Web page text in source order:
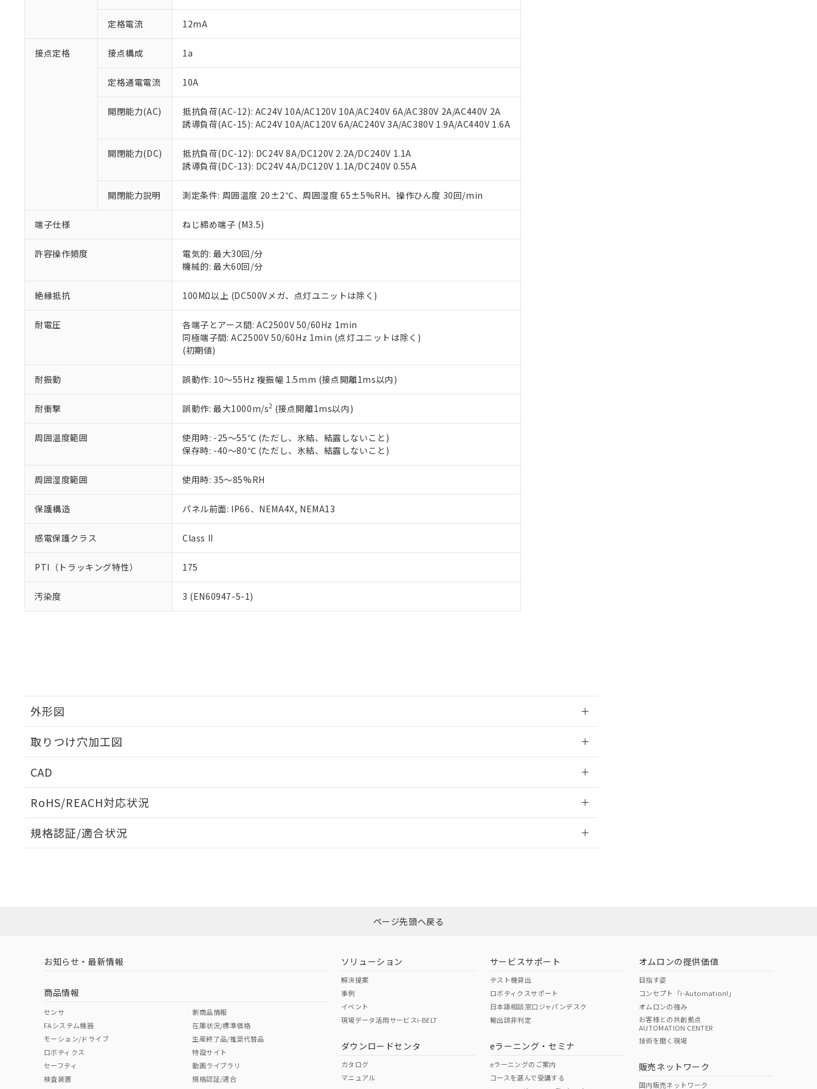
定格電流 12mA
接点定格 接点構成 1a
定格通電電流 10A
開閉能力(AC)
抵抗負荷(AC-12): AC24V 10A/AC120V 10A/AC240V 6A/AC380V 2A/AC440V 2A
誘導負荷(AC-15): AC24V 10A/AC120V 6A/AC240V 3A/AC380V 1.9A/AC440V 1.6A
開閉能力(DC)
抵抗負荷(DC-12): DC24V 8A/DC120V 2.2A/DC240V 1.1A
誘導負荷(DC-13): DC24V 4A/DC120V 1.1A/DC240V 0.55A
開閉能力説明 測定条件: 周囲温度 20±2℃、周囲湿度 65±5%RH、操作ひん度 30回/min
端子仕様 ねじ締め端子 (M3.5)
許容操作頻度
電気的: 最大30回/分
機械的: 最大60回/分
絶縁抵抗 100MΩ以上 (DC500Vメガ、点灯ユニットは除く)
耐電圧
各端子とアース間: AC2500V 50/60Hz 1min
同極端子間: AC2500V 50/60Hz 1min (点灯ユニットは除く)
(初期値)
耐振動 誤動作: 10～55Hz 複振幅 1.5mm (接点開離1ms以内)
耐衝撃 誤動作: 最大1000m/s2 (接点開離1ms以内)
周囲温度範囲
使用時: -25～55℃ (ただし、氷結、結露しないこと)
保存時: -40～80℃ (ただし、氷結、結露しないこと)
周囲湿度範囲 使用時: 35～85%RH
保護構造 パネル前面: IP66、NEMA4X, NEMA13
感電保護クラス Class II
PTI（トラッキング特性） 175
汚染度 3 (EN60947-5-1)
外形図
取りつけ穴加工図
CAD
RoHS/REACH対応状況
EU RoHS 注意事項・凡例
ダウンロードはこちら
中国 RoHS 注意事項・凡例
中国 RoHS表
Pb Hg Cr(VI)
O O
規格認証/適合状況
（イギリス
（ノルウェー
（日本
（アメリカ
この製品の規格認証/適合状況ページへ
その他の認証はこちらのページからご検索ください
以下の条件をお読みいただき、同意のうえご利用ください。
くものです。
在庫状況および標準価格照会結果は、記載している更新日時点での社内データに基づき作成されるも
正式な納期状況および標準価格はお客様のお取引先、またはお客様担当のオムロン制御機器販売店・
当社販売員にご相談ください。
オムロン制御機器販売店や当社販売拠点は「 販売ネットワーク
」をご確認ください。
す。
マイパーツ機能（部品リスト作成サービス）をご利用いただくには、I-Webメンバーズにご登録され
ている必要があります。
お客様が当ウェブサイト上で当社にご登録された部品リストについて、当社および当社の共同利用者
が、当社の製品・サービスに関するお客様との取引・商談に必要な範囲で利用することをご了承くだ
さい。
※当社の共同利用者とは、
*EU RoHS指令（10物質）：
鉛(Pb) 1000ppm以下、 水銀(Hg) 1000ppm以下、 カドミウム(Cd) 100ppm以下、
ル（DBP） 1000ppm以下、フタル酸ジイソブチル (DIBP) 1000ppm以下
フタル酸エステル類の４物質については閾値を超える意図的な使用がないことを確認しています。
※2 対応予定月
※3 非含有証明書ダウンロード
下記の非含有証明書をダウンロードすることができます。
EU RoHS指令（10物質）の非含有証明書
51物質の非含有証明書（当社基準）
※本証明書は発行日時点で非含有を証明するもので、過去に遡って非含有を証明するものではありません。
また、RoHS指令のフタル酸エステル類４物質の対応では、対応完了までの期間は出荷製品に未対応品が
混在することから備考欄に対応日を記載しておりました。
既に当社にて対応品への在庫切替を完了していることから、特段のことがない限り、2022年1月12日よ
り割愛しております。
「○」：最大均質材料含有率が中国RoHSの基準値以下であることを示します。
「×」：最大均質材料含有率が中国RoHSの基準値を超えていることを示します。
「－」：未確認です。当社販売部門へお問い合わせください。
Cr(Ⅵ)(六価クロム) : 1000ppm、 PBBs(ポリ臭化ビフェニル類) : 1000ppm、 PBDEs(ポリ臭化ジフェニルエーテル類) : 1000ppm、
DEHP(フタル酸ビス(2-エチルヘキシル)) : 1000ppm
※2 環境保護使用期限
「ｅ」：有害物質（10物質）のすべてが基準値以下であることを示します。
「10」：通常の使用状況下において有害物質が外部に漏えいし、環境に深刻な影響を及ぼさない年数を意
「－」：未確認です。当社販売部門へお問い合わせください。
う）を輸出または国外への提供する場合は、日本国政府の輸出許可(または役務取引許可)を取得する
当社は規制貨物を破棄する場合は、完全に破砕するなど、違法に輸出されないよう必要な手段を講じ
当社は貴社製品を、核兵器、ミサイル、化学兵器、生物兵器またはその他武器並びにこれらの製造装
置等に一切使用いたしません。
当社は、貴社製品を第三者に販売する場合は、上記1、2および3の内容を当該第三者に通知します。
また当社は、販売先および販売に係わる関係者が違法に輸出するおそれがある場合は、取り引きをい
合意する キャンセル
△ 一定数には満たないが在庫あり
－
在庫なし(最新の在庫状況については、お客様のお取引先、またはお客様担当のオムロン制御
機器販売店・当社販売員にご確認ください)
空
白
受注生産機種、また在庫状況の情報を公開していない機種
ページ先頭へ戻る
お知らせ・最新情報
商品情報
センサ
FAシステム機器
モーション/ドライブ
ロボティクス
セーフティ
検査装置
新商品情報
在庫状況/標準価格
生産終了品/推奨代替品
特設サイト
動画ライブラリ
規格認証/適合
ソリューション
解決提案
事例
イベント
現場データ活用サービスi-BELT
ダウンロードセンタ
カタログ
マニュアル
サービスサポート
テスト機貸出
ロボティクスサポート
日本語相談窓口ジャパンデスク
輸出該非判定
eラーニング・セミナ
eラーニングのご案内
コースを選んで受講する
オムロンの提供価値
目指す姿
コンセプト「i-Automation!」
オムロンの強み
お客様との共創拠点
AUTOMATION CENTER
技術を磨く現場
販売ネットワーク
国内販売ネットワーク